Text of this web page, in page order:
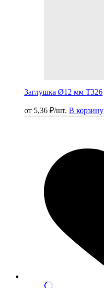
Заглушка Ø12 мм T326
от 5,36 ₽/шт. В корзину